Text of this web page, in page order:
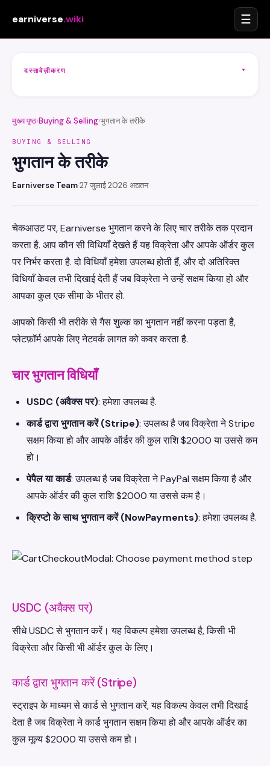
earniverse.wiki ☰
दस्तावेज़ीकरण ▾
मुख्य पृष्ठ›Buying & Selling›भुगतान के तरीके
BUYING & SELLING
भुगतान के तरीके
Earniverse Team·27 जुलाई 2026 अद्यतन
चेकआउट पर, Earniverse भुगतान करने के लिए चार तरीके तक प्रदान
करता है. आप कौन सी विधियाँ देखते हैं यह विक्रेता और आपके ऑर्डर कुल
पर निर्भर करता है. दो विधियाँ हमेशा उपलब्ध होती हैं, और दो अतिरिक्त
विधियाँ केवल तभी दिखाई देती हैं जब विक्रेता ने उन्हें सक्षम किया हो और
आपका कुल एक सीमा के भीतर हो.
आपको किसी भी तरीके से गैस शुल्क का भुगतान नहीं करना पड़ता है,
प्लेटफ़ॉर्म आपके लिए नेटवर्क लागत को कवर करता है.
चार भुगतान विधियाँ
USDC (अवैक्स पर): हमेशा उपलब्ध है.
कार्ड द्वारा भुगतान करें (Stripe): उपलब्ध है जब विक्रेता ने Stripe
सक्षम किया हो और आपके ऑर्डर की कुल राशि $2000 या उससे कम
हो।
पेपैल या कार्ड: उपलब्ध है जब विक्रेता ने PayPal सक्षम किया है और
आपके ऑर्डर की कुल राशि $2000 या उससे कम है।
क्रिप्टो के साथ भुगतान करें (NowPayments): हमेशा उपलब्ध है.
USDC (अवैक्स पर)
सीधे USDC से भुगतान करें। यह विकल्प हमेशा उपलब्ध है, किसी भी
विक्रेता और किसी भी ऑर्डर कुल के लिए।
कार्ड द्वारा भुगतान करें (Stripe)
स्ट्राइप के माध्यम से कार्ड से भुगतान करें, यह विकल्प केवल तभी दिखाई
देता है जब विक्रेता ने कार्ड भुगतान सक्षम किया हो और आपके ऑर्डर का
कुल मूल्य $2000 या उससे कम हो।